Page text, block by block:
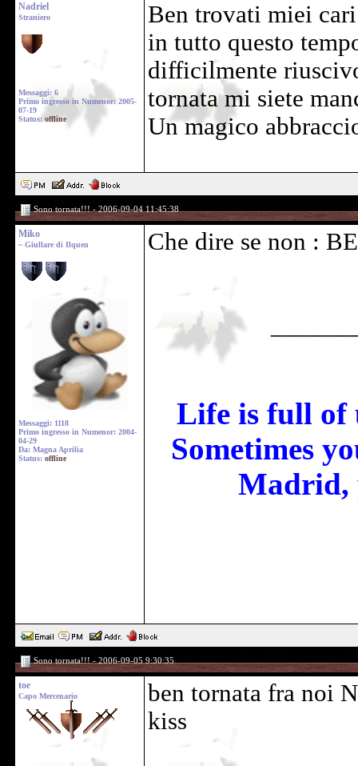
Nadriel
Straniero
Messaggi: 6
Primo ingresso in Numenor: 2005-
07-19
Status: offline
Ben trovati miei
in tutto questo
difficilmente
tornata mi siete
Un magico
Sono tornata!!! - 2006-09-04 11:45:38
Miko
~ Giullare di Ilquen
Messaggi: 1118
Primo ingresso in Numenor: 2004-
04-29
Da: Magna Aprilia
Status: offline
Che dire se non :
Life is full of
Sometimes
Madrid,
Sono tornata!!! - 2006-09-05 9:30:35
toe
Capo Mercenario
ben tornata fra noi
kiss